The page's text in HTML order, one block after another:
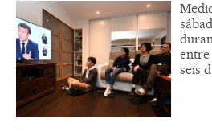
entre
seis